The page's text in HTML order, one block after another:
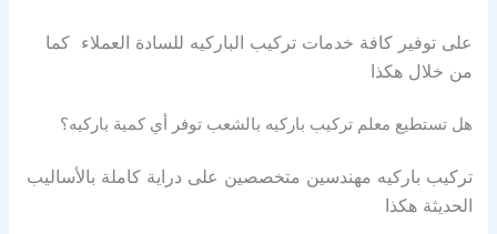
على توفير كافة خدمات تركيب الباركيه للسادة العملاء كما
من خلال هكذا
هل تستطيع معلم تركيب باركيه بالشعب توفر أي كمية باركيه؟
تركيب باركيه مهندسين متخصصين على دراية كاملة بالأساليب
الحديثة هكذا